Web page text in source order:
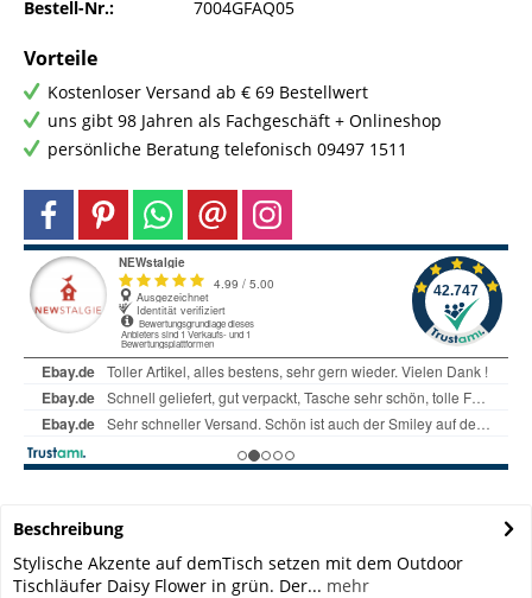
Bestell-Nr.: 7004GFAQ05
Vorteile
Kostenloser Versand ab € 69 Bestellwert
uns gibt 98 Jahren als Fachgeschäft + Onlineshop
persönliche Beratung telefonisch 09497 1511
Beschreibung
Stylische Akzente auf demTisch setzen mit dem Outdoor
Tischläufer Daisy Flower in grün. Der... mehr